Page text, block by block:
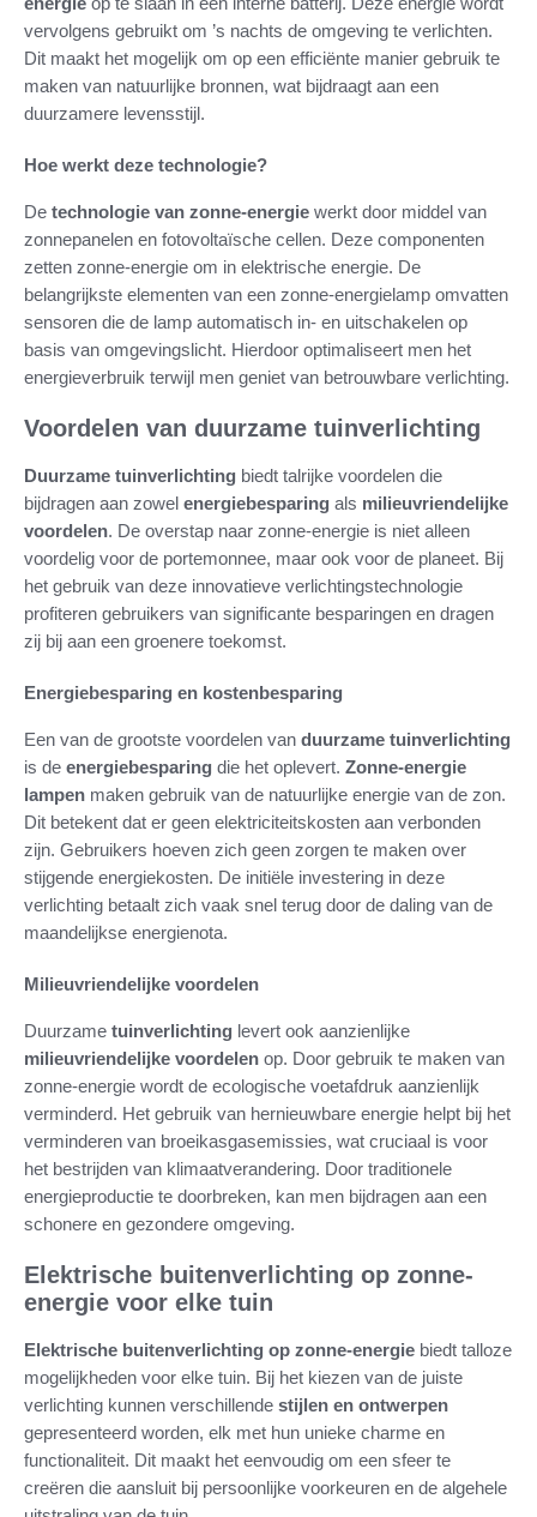
vervolgens gebruikt om ’s nachts de omgeving te verlichten.
Dit maakt het mogelijk om op een efficiënte manier gebruik te
maken van natuurlijke bronnen, wat bijdraagt aan een
duurzamere levensstijl.
Hoe werkt deze technologie?
De technologie van zonne-energie werkt door middel van
zonnepanelen en fotovoltaïsche cellen. Deze componenten
zetten zonne-energie om in elektrische energie. De
belangrijkste elementen van een zonne-energielamp omvatten
sensoren die de lamp automatisch in- en uitschakelen op
basis van omgevingslicht. Hierdoor optimaliseert men het
energieverbruik terwijl men geniet van betrouwbare verlichting.
Voordelen van duurzame tuinverlichting
Duurzame tuinverlichting biedt talrijke voordelen die
bijdragen aan zowel energiebesparing als milieuvriendelijke
voordelen. De overstap naar zonne-energie is niet alleen
voordelig voor de portemonnee, maar ook voor de planeet. Bij
het gebruik van deze innovatieve verlichtingstechnologie
profiteren gebruikers van significante besparingen en dragen
zij bij aan een groenere toekomst.
Energiebesparing en kostenbesparing
Een van de grootste voordelen van duurzame tuinverlichting
is de energiebesparing die het oplevert. Zonne-energie
lampen maken gebruik van de natuurlijke energie van de zon.
Dit betekent dat er geen elektriciteitskosten aan verbonden
zijn. Gebruikers hoeven zich geen zorgen te maken over
stijgende energiekosten. De initiële investering in deze
verlichting betaalt zich vaak snel terug door de daling van de
maandelijkse energienota.
Milieuvriendelijke voordelen
Duurzame tuinverlichting levert ook aanzienlijke
milieuvriendelijke voordelen op. Door gebruik te maken van
zonne-energie wordt de ecologische voetafdruk aanzienlijk
verminderd. Het gebruik van hernieuwbare energie helpt bij het
verminderen van broeikasgasemissies, wat cruciaal is voor
het bestrijden van klimaatverandering. Door traditionele
energieproductie te doorbreken, kan men bijdragen aan een
schonere en gezondere omgeving.
Elektrische buitenverlichting op zonne-
energie voor elke tuin
Elektrische buitenverlichting op zonne-energie biedt talloze
mogelijkheden voor elke tuin. Bij het kiezen van de juiste
verlichting kunnen verschillende stijlen en ontwerpen
gepresenteerd worden, elk met hun unieke charme en
functionaliteit. Dit maakt het eenvoudig om een sfeer te
creëren die aansluit bij persoonlijke voorkeuren en de algehele